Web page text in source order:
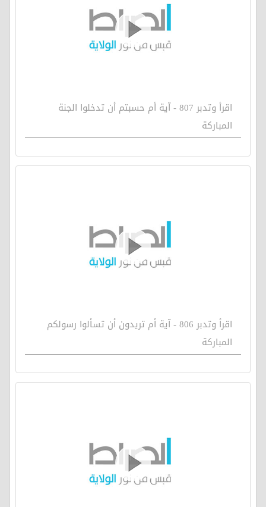
اقرأ وتدبر 807 - آية أم حسبتم أن تدخلوا الجنة
المباركة
اقرأ وتدبر 806 - آية أم تريدون أن تسألوا رسولكم
المباركة